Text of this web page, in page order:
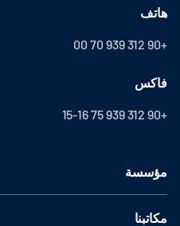
هاتف
+90 312 939 70 00
فاكس
+90 312 939 75 15-16
مؤسسة
مكاتبنا